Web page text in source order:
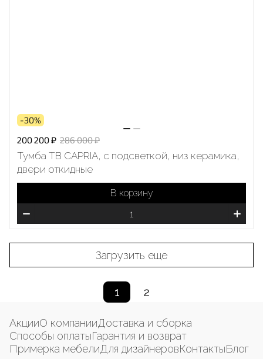
-30%
200 200 ₽ 286 000 ₽
Тумба ТВ CAPRIA, с подсветкой, низ керамика,
двери откидные
В корзину
Загрузить еще
1 2
АкцииО компанииДоставка и сборка
Способы оплатыГарантия и возврат
Примерка мебелиДля дизайнеровКонтактыБлог